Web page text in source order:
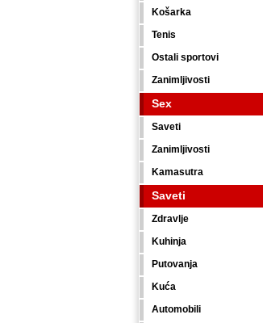
Košarka
Tenis
Ostali sportovi
Zanimljivosti
Sex
Saveti
Zanimljivosti
Kamasutra
Saveti
Zdravlje
Kuhinja
Putovanja
Kuća
Automobili